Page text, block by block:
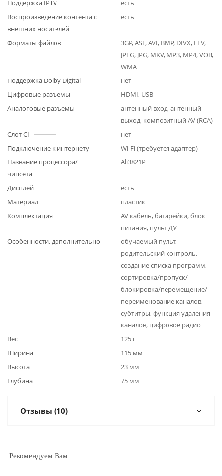
Поддержка IPTV
есть
Воспроизведение контента с
внешних носителей
есть
Форматы файлов
3GP, ASF, AVI, BMP, DIVX, FLV,
JPEG, JPG, MKV, MP3, MP4, VOB,
WMA
Поддержка Dolby Digital
нет
Цифровые разъемы
HDMI, USB
Аналоговые разъемы
антенный вход, антенный
выход, композитный AV (RCA)
Слот CI
нет
Подключение к интернету
Wi-Fi (требуется адаптер)
Название процессора/
чипсета
Ali3821P
Дисплей
есть
Материал
пластик
Комплектация
AV кабель, батарейки, блок
питания, пульт ДУ
Особенности, дополнительно
обучаемый пульт,
родительский контроль,
создание списка программ,
сортировка/пропуск/
блокировка/перемещение/
переименование каналов,
субтитры, функция удаления
каналов, цифровое радио
Вес
125 г
Ширина
115 мм
Высота
23 мм
Глубина
75 мм
Отзывы (10)
Рекомендуем Вам